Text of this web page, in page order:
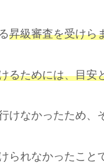
昇級審査を受けら
るためには、目安
けなかったため、
られなかったこと